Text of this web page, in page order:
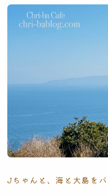
Jちゃんと、海と大島を